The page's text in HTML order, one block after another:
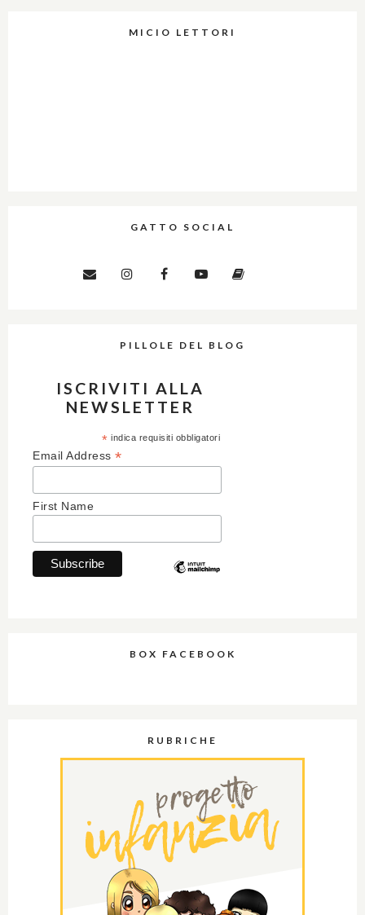
MICIO LETTORI
GATTO SOCIAL
PILLOLE DEL BLOG
ISCRIVITI ALLA
NEWSLETTER
* indica requisiti obbligatori
Email Address *
First Name
BOX FACEBOOK
RUBRICHE